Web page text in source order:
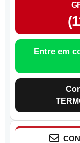
Entre em